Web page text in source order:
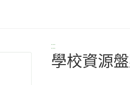
:::
學校資源